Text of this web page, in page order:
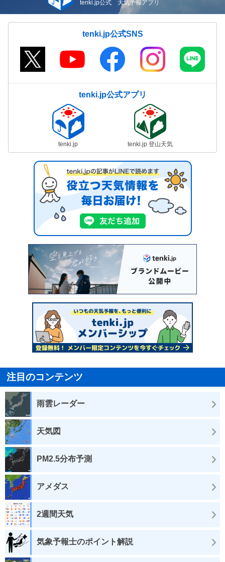
tenki.jp公式 天気予報アプリ
tenki.jp公式SNS
tenki.jp公式アプリ
tenki.jp tenki.jp 登山天気
注目のコンテンツ
雨雲レーダー
天気図
PM2.5分布予測
アメダス
2週間天気
気象予報士のポイント解説